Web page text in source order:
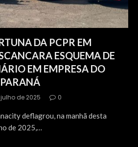
DA PCPR EM
ESQUEMA DE
EM EMPRESA DO
julho de 2025 0
deflagrou, na manhã desta
de 2025,…